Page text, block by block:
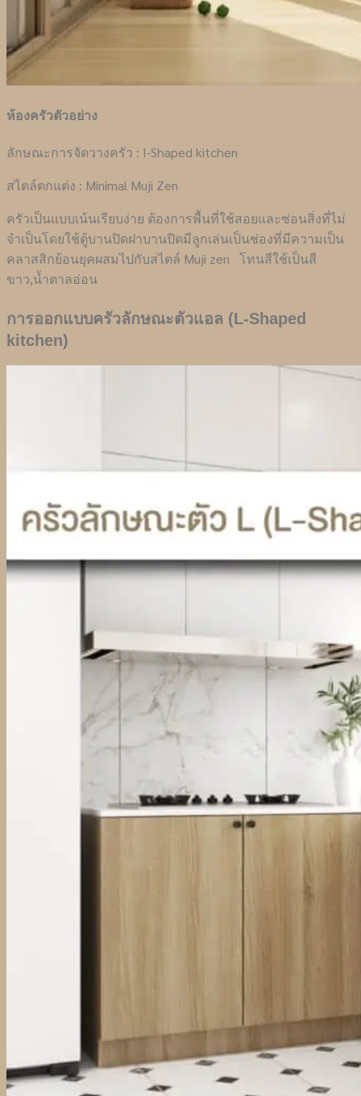
ห้องครัวตัวอย่าง
ลักษณะการจัดวางครัว : I-Shaped kitchen
สไตล์ตกแต่ง : Minimal Muji Zen
ครัวเป็นแบบเน้นเรียบง่าย ต้องการพื้นที่ใช้สอยและซ่อนสิ่งที่ไม่
จำเป็นโดยใช้ตู้บานปิดฝาบานปิดมีลูกเล่นเป็นช่องที่มีความเป็น
คลาสสิกย้อนยุคผสมไปกับสไตล์ Muji zen โทนสีใช้เป็นสี
ขาว,น้ำตาลอ่อน
การออกแบบครัวลักษณะตัวแอล (L-Shaped
kitchen)